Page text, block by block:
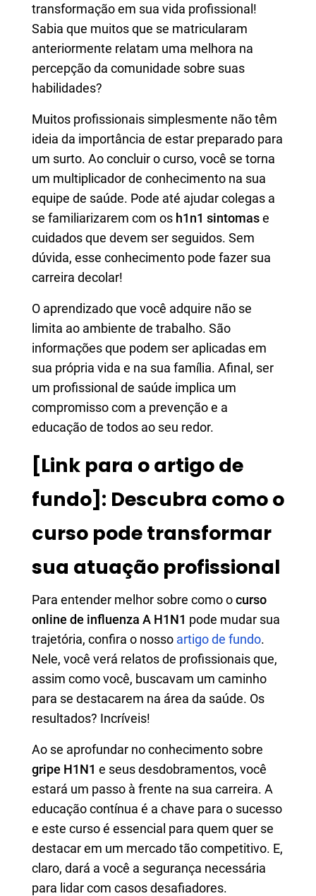
transformação em sua vida profissional!
Sabia que muitos que se matricularam
anteriormente relatam uma melhora na
percepção da comunidade sobre suas
habilidades?
Muitos profissionais simplesmente não têm
ideia da importância de estar preparado para
um surto. Ao concluir o curso, você se torna
um multiplicador de conhecimento na sua
equipe de saúde. Pode até ajudar colegas a
se familiarizarem com os h1n1 sintomase
cuidados que devem ser seguidos. Sem
dúvida, esse conhecimento pode fazer sua
carreira decolar!
O aprendizado que você adquire não se
limita ao ambiente de trabalho. São
informações que podem ser aplicadas em
sua própria vida e na sua família. Afinal, ser
um profissional de saúde implica um
compromisso com a prevenção e a
educação de todos ao seu redor.
[Link para o artigo de
fundo]: Descubra como o
curso pode transformar
sua atuação profissional
Para entender melhor sobre como ocurso
online de influenza A H1N1 pode mudar sua
trajetória, confira o nosso artigo de fundo.
Nele, você verá relatos de profissionais que,
assim como você, buscavam um caminho
para se destacarem na área da saúde. Os
resultados? Incríveis!
Ao se aprofundar no conhecimento sobre
gripe H1N1 e seus desdobramentos, você
estará um passo à frente na sua carreira. A
educação contínua é a chave para o sucesso
e este curso é essencial para quem quer se
destacar em um mercado tão competitivo. E,
claro, dará a você a segurança necessária
para lidar com casos desafiadores.